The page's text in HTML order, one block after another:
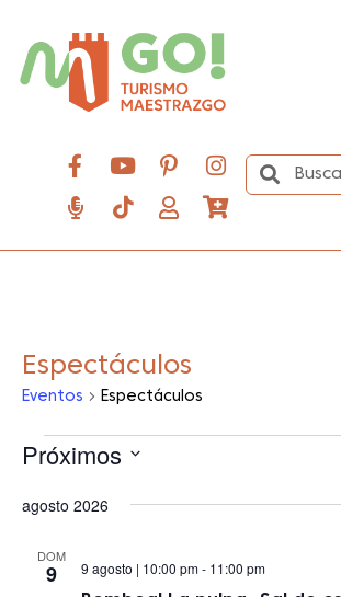
Espectáculos
Eventos Espectáculos
Próximos
fecha.
agosto 2026
DOM
9 9 agosto | 10:00 pm- 11:00 pm